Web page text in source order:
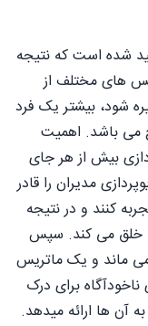
شده است که نتیجه
های مختلف از
شود، بیشتر یک فرد
می باشد. اهمیت
بیش از هر جای
مدیران را قادر
کنند و در نتیجه
خلق می کند. سپس
می ماند و یک ماتریس
برای درک
آن ها ارائه میدهد.